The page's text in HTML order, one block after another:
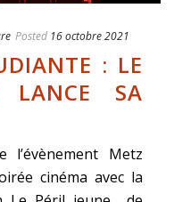
Posted 16 octobre 2021
: LE
LANCE SA
l’évènement Metz
cinéma avec la